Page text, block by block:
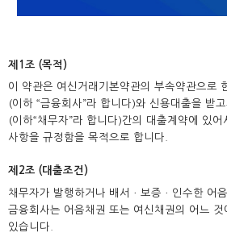
제1조 (목적)
이 약관은 여신거래기본약관의 부속약관으로
(이하 “금융회사”라 합니다)와 신용대출을 받
(이하“채무자”라 합니다)간의 대출계약에 있
사항을 규정함을 목적으로 합니다.
제2조 (대출조건)
채무자가 발행하거나 배서ㆍ보증ㆍ인수한 어
금융회사는 어음채권 또는 여신채권의 어느
있습니다.